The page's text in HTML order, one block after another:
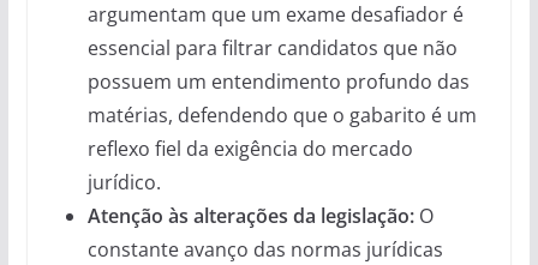
argumentam que um exame desafiador é
essencial para filtrar candidatos que não
possuem um entendimento profundo das
matérias, defendendo que o gabarito é um
reflexo fiel da exigência do mercado
jurídico.
Atenção às alterações da legislação:O
constante avanço das normas jurídicas